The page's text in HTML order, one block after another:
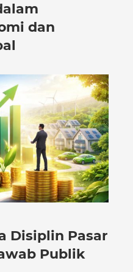
dan
Disiplin Pasar
Publik